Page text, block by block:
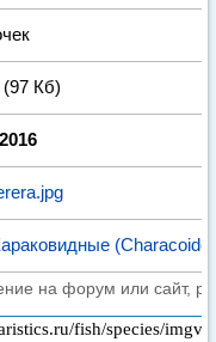
(97 Кб)
на форум или сайт,